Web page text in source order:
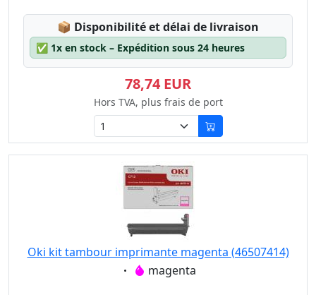
📦 Lagerstatus:
Disponibilité et délai de livraison
✅ 1x en stock – Expédition sous 24 heures
78,74 EUR
Hors TVA, plus frais de port
Oki kit tambour imprimante magenta (46507414)
Eigenschaft:
magenta